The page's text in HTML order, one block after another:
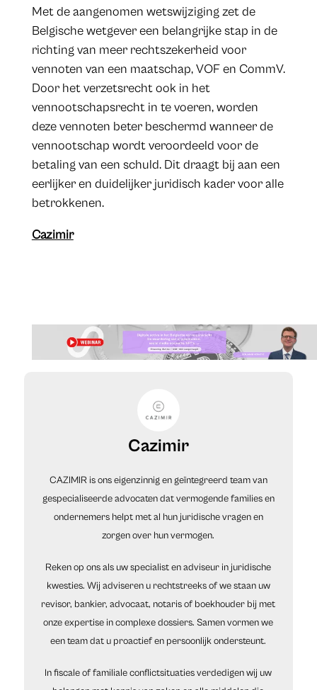
Met de aangenomen wetswijziging zet de
Belgische wetgever een belangrijke stap in de
richting van meer rechtszekerheid voor
vennoten van een maatschap, VOF en CommV.
Door het verzetsrecht ook in het
vennootschapsrecht in te voeren, worden
deze vennoten beter beschermd wanneer de
vennootschap wordt veroordeeld voor de
betaling van een schuld. Dit draagt bij aan een
eerlijker en duidelijker juridisch kader voor alle
betrokkenen.
Cazimir
Cazimir
CAZIMIR is ons eigenzinnig en geïntegreerd team van
gespecialiseerde advocaten dat vermogende families en
ondernemers helpt met al hun juridische vragen en
zorgen over hun vermogen.
Reken op ons als uw specialist en adviseur in juridische
kwesties. Wij adviseren u rechtstreeks of we staan uw
revisor, bankier, advocaat, notaris of boekhouder bij met
onze expertise in complexe dossiers. Samen vormen we
een team dat u proactief en persoonlijk ondersteunt.
In fiscale of familiale conflictsituaties verdedigen wij uw